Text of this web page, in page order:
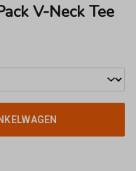
V-Neck Tee